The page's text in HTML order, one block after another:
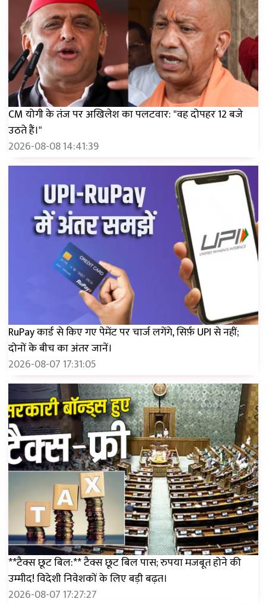
CM योगी के तंज पर अखिलेश का पलटवार: "वह दोपहर 12 बजे
उठते हैं।"
2026-08-08 14:41:39
RuPay कार्ड से किए गए पेमेंट पर चार्ज लगेंगे, सिर्फ़ UPI से नहीं;
दोनों के बीच का अंतर जानें।
2026-08-07 17:31:05
**टैक्स छूट बिल:** टैक्स छूट बिल पास; रुपया मजबूत होने की
उम्मीद! विदेशी निवेशकों के लिए बड़ी बढ़त।
2026-08-07 17:27:27